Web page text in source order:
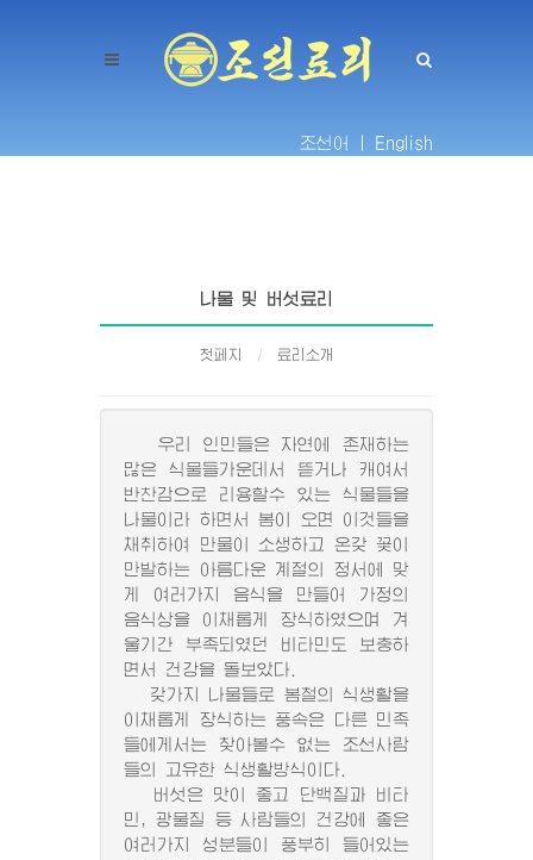
조선어 | English
나물 및 버섯료리
첫페지 료리소개
우리 인민들은 자연에 존재하는
많은 식물들가운데서 뜯거나 캐여서
반찬감으로 리용할수 있는 식물들을
나물이라 하면서 봄이 오면 이것들을
채취하여 만물이 소생하고 온갖 꽃이
만발하는 아름다운 계절의 정서에 맞
게 여러가지 음식을 만들어 가정의
음식상을 이채롭게 장식하였으며 겨
울기간 부족되였던 비타민도 보충하
면서 건강을 돌보았다.
갖가지 나물들로 봄철의 식생활을
이채롭게 장식하는 풍속은 다른 민족
들에게서는 찾아볼수 없는 조선사람
들의 고유한 식생활방식이다.
버섯은 맛이 좋고 단백질과 비타
민, 광물질 등 사람들의 건강에 좋은
여러가지 성분들이 풍부히 들어있는